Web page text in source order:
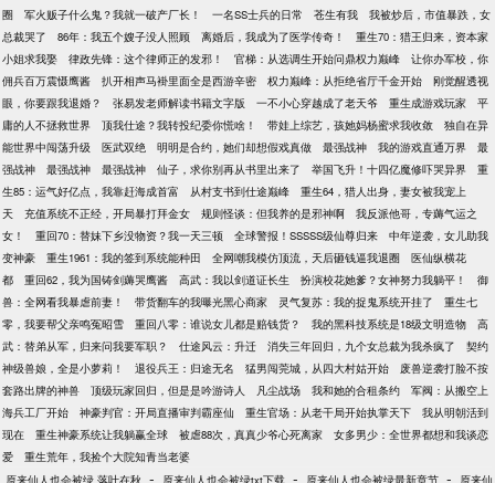
圈
军火贩子什么鬼？我就一破产厂长！ 一名SS士兵的日常 苍生有我
我被炒后，市值暴跌，女
总裁哭了
86年：我五个嫂子没人照顾 离婚后，我成为了医学传奇！
重生70：猎王归来，资本家
小姐求我娶
律政先锋：这个律师正的发邪！ 官梯：从选调生开始问鼎权力巅峰
让你办军校，你
佣兵百万震慑鹰酱
扒开相声马褂里面全是西游辛密 权力巅峰：从拒绝省厅千金开始
刚觉醒透视
眼，你要跟我退婚？
张易发老师解读书籍文字版 一不小心穿越成了老天爷 重生成游戏玩家
平
庸的人不拯救世界
顶我仕途？我转投纪委你慌啥！ 带娃上综艺，孩她妈杨蜜求我收敛
独自在异
能世界中闯荡升级
医武双绝 明明是合约，她们却想假戏真做 最强战神 我的游戏直通万界
最
强战神
最强战神 最强战神 仙子，求你别再从书里出来了 举国飞升！十四亿魔修吓哭异界
重
生85：运气好亿点，我靠赶海成首富
从村支书到仕途巅峰
重生64，猎人出身，妻女被我宠上
天
充值系统不正经，开局暴打拜金女 规则怪谈：但我养的是邪神啊
我反派他哥，专薅气运之
女！
重回70：替妹下乡没物资？我一天三顿 全球警报！SSSSS级仙尊归来
中年逆袭，女儿助我
变神豪
重生1961：我的签到系统能种田 全网嘲我模仿顶流，天后砸钱逼我退圈
医仙纵横花
都
重回62，我为国铸剑薅哭鹰酱 高武：我以剑道证长生 扮演校花她爹？女神努力我躺平！
御
兽：全网看我暴虐前妻！
带货翻车的我曝光黑心商家 灵气复苏：我的捉鬼系统开挂了
重生七
零，我要帮父亲鸣冤昭雪
重回八零：谁说女儿都是赔钱货？ 我的黑科技系统是18级文明造物
高
武：替弟从军，归来问我要军职？
仕途风云：升迁 消失三年回归，九个女总裁为我杀疯了
契约
神级兽娘，全是小萝莉！
退役兵王：归途无名 猛男闯莞城，从四大村姑开始
废兽逆袭打脸不按
套路出牌的神兽
顶级玩家回归，但是是吟游诗人 凡尘战场 我和她的合租条约
军阀：从搬空上
海兵工厂开始
神豪判官：开局直播审判霸座仙 重生官场：从老干局开始执掌天下
我从明朝活到
现在
重生神豪系统让我躺赢全球 被虐88次，真真少爷心死离家
女多男少：全世界都想和我谈恋
爱
重生荒年，我捡个大院知青当老婆
原来仙人也会被绿 落叶在秋 - 原来仙人也会被绿txt下载 - 原来仙人也会被绿最新章节 - 原来仙